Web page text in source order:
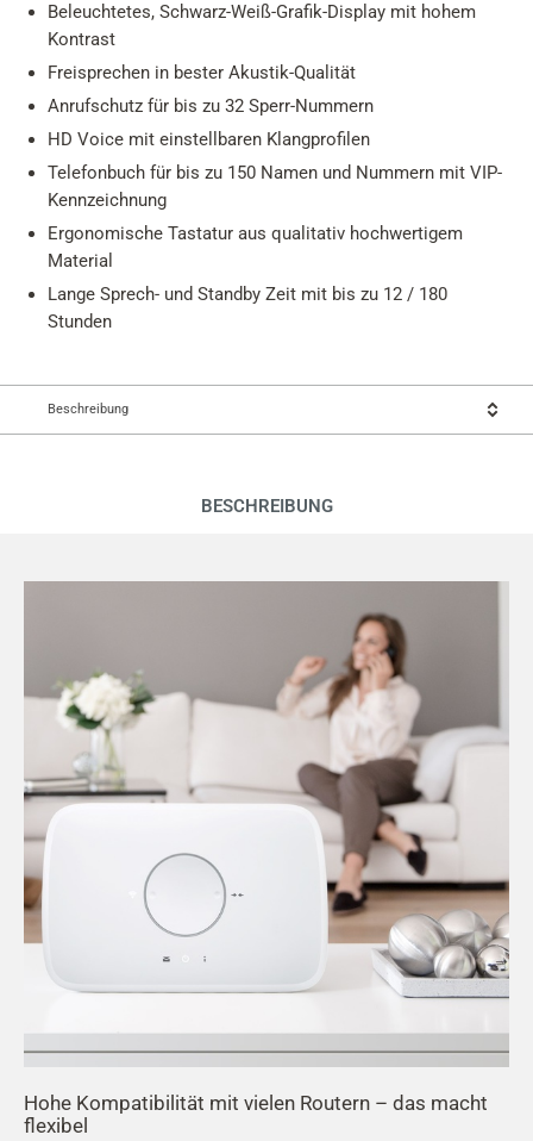
Beleuchtetes, Schwarz-Weiß-Grafik-Display mit hohem
Kontrast
Freisprechen in bester Akustik-Qualität
Anrufschutz für bis zu 32 Sperr-Nummern
HD Voice mit einstellbaren Klangprofilen
Telefonbuch für bis zu 150 Namen und Nummern mit VIP-
Kennzeichnung
Ergonomische Tastatur aus qualitativ hochwertigem
Material
Lange Sprech- und Standby Zeit mit bis zu 12 / 180
Stunden
Beschreibung
BESCHREIBUNG
Hohe Kompatibilität mit vielen Routern – das macht
flexibel